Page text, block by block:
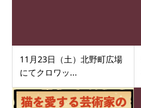
11月23日（土）北野町広場
にてクロワッ...